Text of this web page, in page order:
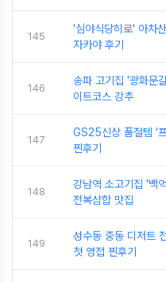
145
'심야식당히로' 아차
자카야 후기
146
송파 고기집 '광화문
이트코스 강추
147
GS25신상 품절템 '
찐후기
148
강남역 소고기집 '백
전복삼합 맛집
149
성수동 중동 디저트
첫 영접 찐후기